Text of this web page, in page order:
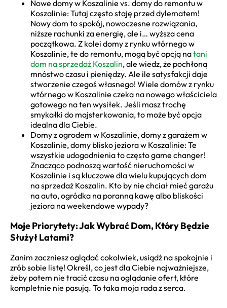
Nowe domy w Koszalinie vs. domy do remontu w
Koszalinie: Tutaj często staję przed dylematem!
Nowy dom to spokój, nowoczesne rozwiązania,
niższe rachunki za energię, ale i… wyższa cena
początkowa. Z kolei domy z rynku wtórnego w
Koszalinie, te do remontu, mogą być opcją natani
dom na sprzedaż Koszalin, ale wiedz, że pochłoną
mnóstwo czasu i pieniędzy. Ale ile satysfakcji daje
stworzenie czegoś własnego! Wiele domów z rynku
wtórnego w Koszalinie czeka na nowego właściciela
gotowego na ten wysiłek. Jeśli masz trochę
smykałki do majsterkowania, to może być opcja
idealna dla Ciebie.
Domy z ogrodem w Koszalinie, domy z garażem w
Koszalinie, domy blisko jeziora w Koszalinie: Te
wszystkie udogodnienia to często game changer!
Znacząco podnoszą wartość nieruchomości w
Koszalinie i są kluczowe dla wielu kupujących dom
na sprzedaż Koszalin. Kto by nie chciał mieć garażu
na auto, ogródka na poranną kawę albo bliskości
jeziora na weekendowe wypady?
Moje Priorytety: Jak Wybrać Dom, Który Będzie
Służył Latami?
Zanim zaczniesz oglądać cokolwiek, usiądź na spokojnie i
zrób sobie listę! Określ, co jest dla Ciebie najważniejsze,
żeby potem nie tracić czasu na oglądanie ofert, które
kompletnie nie pasują. To taka moja rada z serca.